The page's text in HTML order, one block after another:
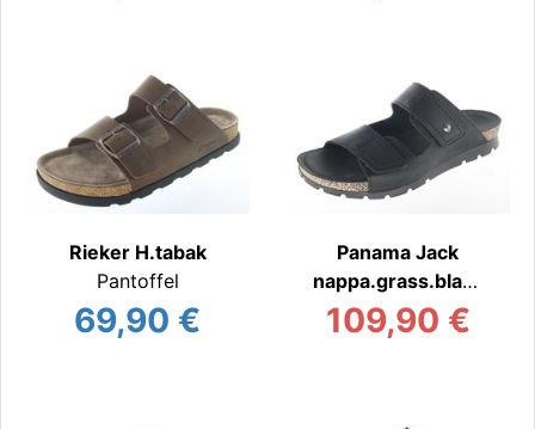
Rieker H.tabak
Pantoffel
69,90 €
Panama Jack
nappa.grass.black
Pantoffel
109,90 €